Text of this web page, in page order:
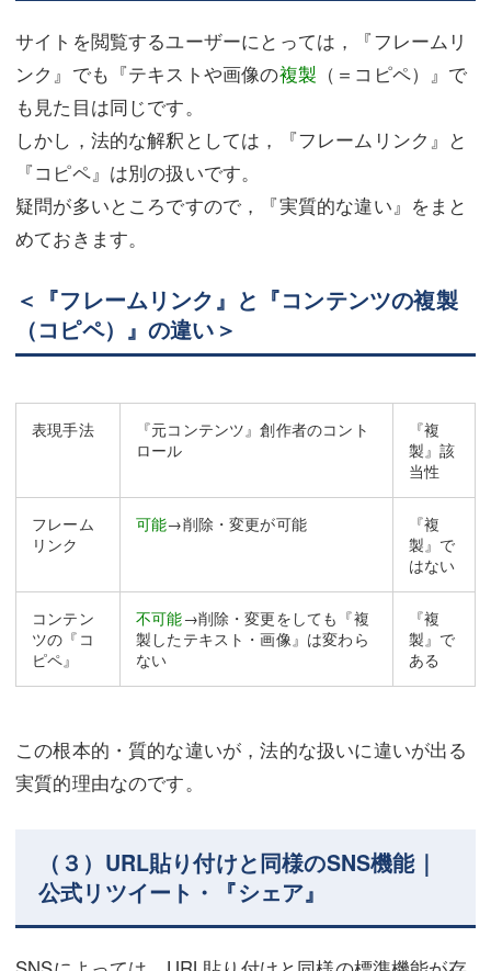
サイトを閲覧するユーザーにとっては，『フレームリ
ンク』でも『テキストや画像の複製 （＝コピペ）』で
も見た目は同じです。
しかし，法的な解釈としては，『フレームリンク』と
『コピペ』は別の扱いです。
疑問が多いところですので，『実質的な違い』をまと
めておきます。
＜『フレームリンク』と『コンテンツの複製
（コピペ）』の違い＞
表現手法
『元コンテンツ』創作者のコント
ロール
『複
製』該
当性
フレーム
リンク
可能→削除・変更が可能
『複
製』で
はない
コンテン
ツの『コ
ピペ』
不可能→削除・変更をしても『複
製したテキスト・画像』は変わら
ない
『複
製』で
ある
この根本的・質的な違いが，法的な扱いに違いが出る
実質的理由なのです。
（３）URL貼り付けと同様のSNS機能｜
公式リツイート・『シェア』